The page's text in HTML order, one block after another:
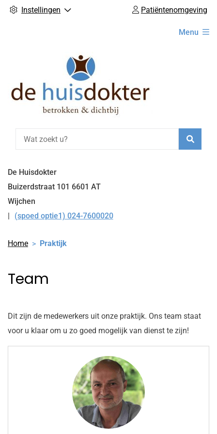
Instellingen Patiëntenomgeving
Menu
De Huisdokter
Buizerdstraat 101 6601 AT
Wijchen
Tel:
(spoed optie1) 024-7600020
Home Praktijk
Team
Dit zijn de medewerkers uit onze praktijk. Ons team staat
voor u klaar om u zo goed mogelijk van dienst te zijn!